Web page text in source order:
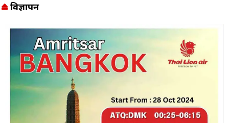
विज्ञापन